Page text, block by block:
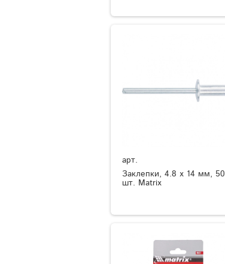
арт.
Заклепки, 4.8 х 14 мм, 50
шт. Matrix